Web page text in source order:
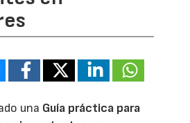
una Guía práctica para